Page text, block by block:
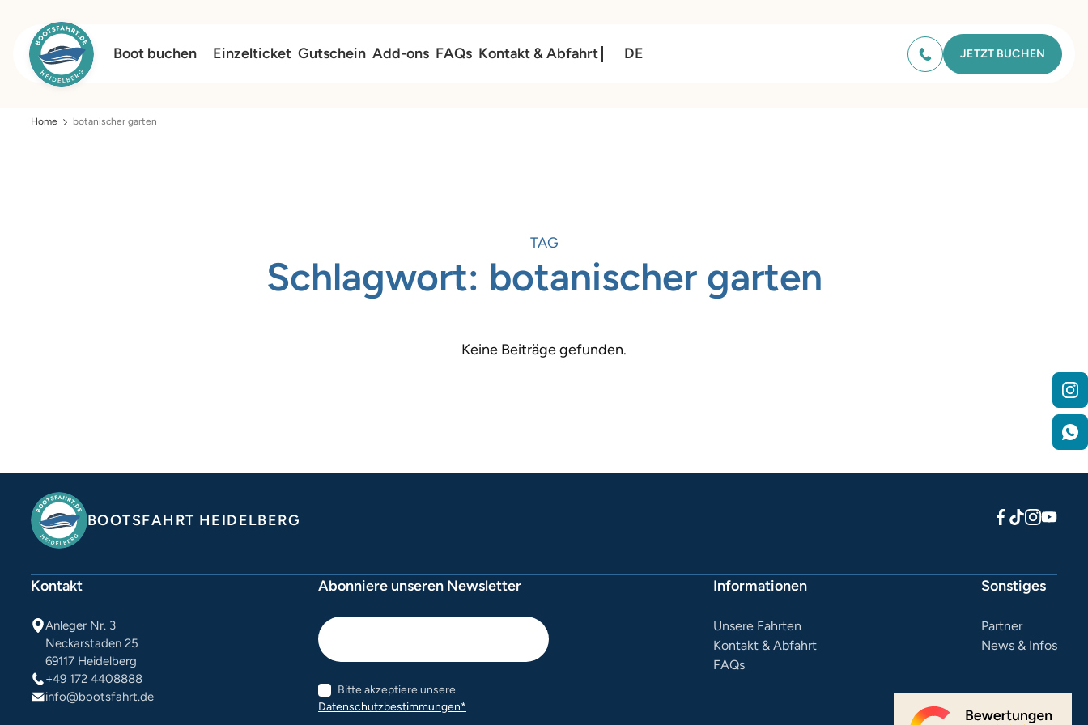
Boot buchen Einzelticket Gutschein Add-ons FAQs Kontakt & Abfahrt DE JETZT BUCHEN
Home botanischer garten
TAG
Schlagwort: botanischer garten
Keine Beiträge gefunden.
BOOTSFAHRT HEIDELBERG
Kontakt
Anleger Nr. 3
Neckarstaden 25
69117 Heidelberg
+49 172 4408888
info@bootsfahrt.de
Abonniere unseren Newsletter
Bitte akzeptiere unsere
Datenschutzbestimmungen*
Informationen
Unsere Fahrten
Kontakt & Abfahrt
FAQs
Sonstiges
Partner
News & Infos